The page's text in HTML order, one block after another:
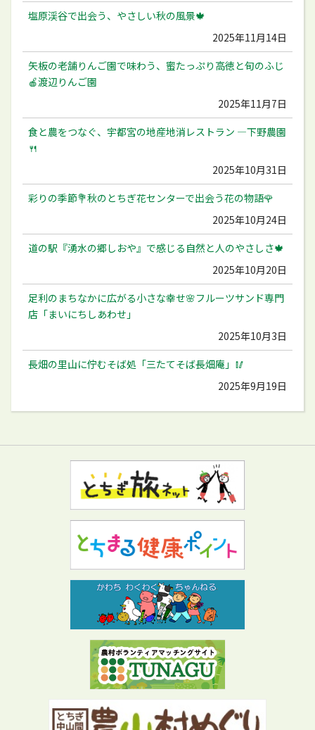
塩原渓谷で出会う、やさしい秋の風景🍁
2025年11月14日
矢板の老舗りんご園で味わう、蜜たっぷり高徳と旬のふじ
🍎渡辺りんご園
2025年11月7日
食と農をつなぐ、宇都宮の地産地消レストラン ―下野農園
🍴
2025年10月31日
彩りの季節💐秋のとちぎ花センターで出会う花の物語🌹
2025年10月24日
道の駅『湧水の郷しおや』で感じる自然と人のやさしさ🍁
2025年10月20日
足利のまちなかに広がる小さな幸せ🌸フルーツサンド専門
店「まいにちしあわせ」
2025年10月3日
長畑の里山に佇むそば処「三たてそば長畑庵」🥢
2025年9月19日